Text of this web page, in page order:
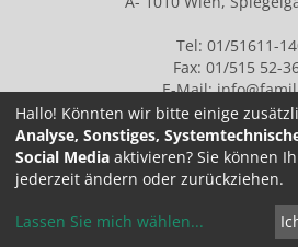
Tel: 01/51611-
Fax: 01/515 52-
E-Mail:
IMPRESSUM
Hallo! Könnten wir bitte einige
Analyse, Sonstiges,
Social Media aktivieren? Sie können
jederzeit ändern oder zurückziehen.
Lassen Sie mich wählen...